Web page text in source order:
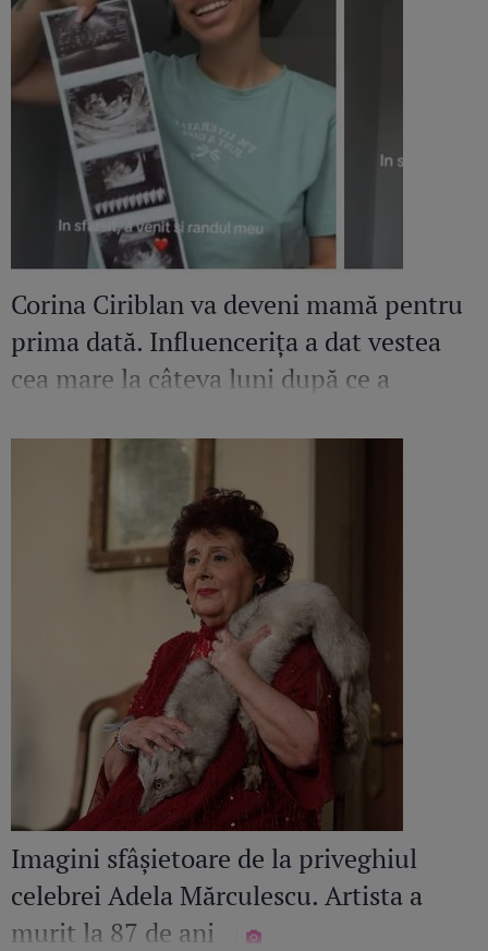
Corina Ciriblan va deveni mamă pentru
prima dată. Influencerița a dat vestea
cea mare la câteva luni după ce a
Imagini sfâșietoare de la priveghiul
celebrei Adela Mărculescu. Artista a
murit la 87 de ani